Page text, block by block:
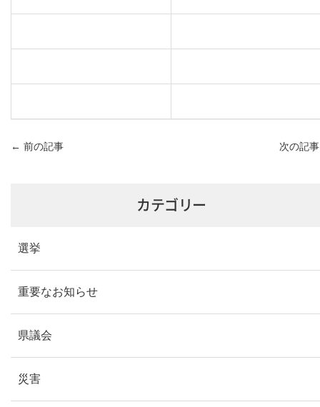
← 前の記事 次の記
カテゴリー
選挙
重要なお知らせ
県議会
災害